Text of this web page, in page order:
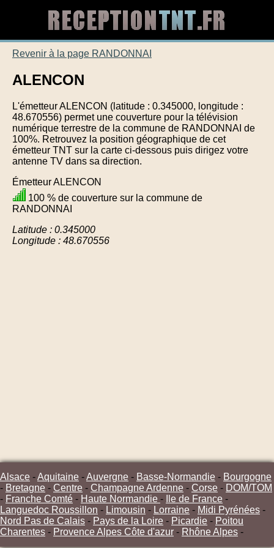
Revenir à la page RANDONNAI
ALENCON
L'émetteur ALENCON (latitude : 0.345000, longitude :
48.670556) permet une couverture pour la télévision
numérique terrestre de la commune de RANDONNAI de
100%. Retrouvez la position géographique de cet
émetteur TNT sur la carte ci-dessous puis dirigez votre
antenne TV dans sa direction.
Émetteur ALENCON
100 % de couverture sur la commune de
RANDONNAI
Latitude : 0.345000
Longitude : 48.670556
Alsace -Aquitaine -Auvergne - Basse-Normandie - Bourgogne
- Bretagne - Centre - Champagne Ardenne - Corse - DOM/TOM
- Franche Comté - Haute Normandie - Ile de France -
Languedoc Roussillon - Limousin - Lorraine - Midi Pyrénées -
Nord Pas de Calais - Pays de la Loire - Picardie - Poitou
Charentes - Provence Alpes Côte d'azur - Rhône Alpes -